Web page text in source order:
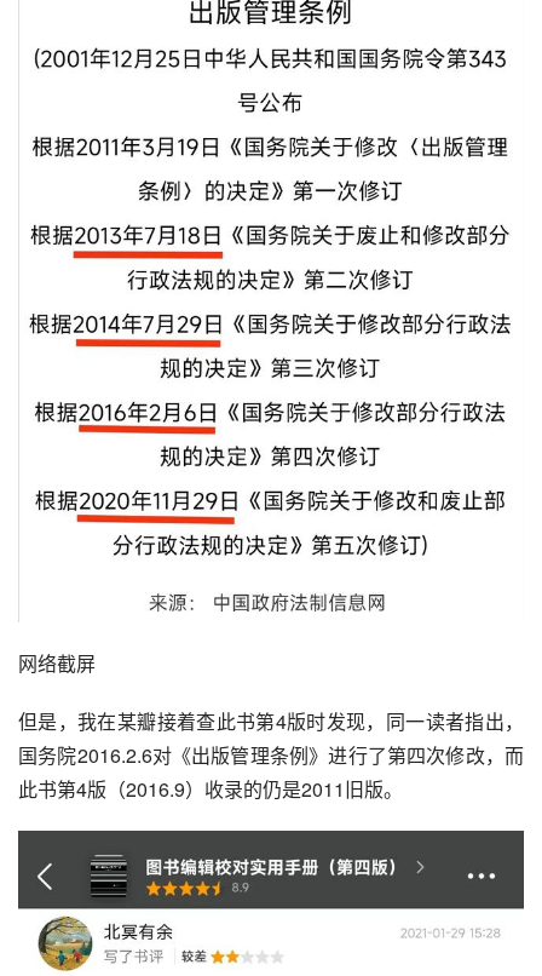
网络截屏
但是，我在某瓣接着查此书第4版时发现，同一读者指出，
国务院2016.2.6对《出版管理条例》进行了第四次修改，而
此书第4版（2016.9）收录的仍是2011旧版。